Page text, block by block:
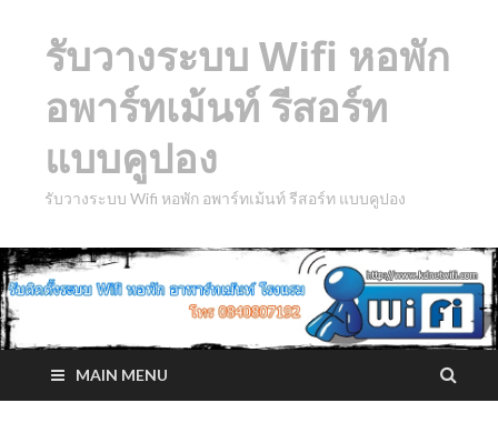
รับวางระบบ Wifi หอพัก
อพาร์ทเม้นท์ รีสอร์ท
แบบคูปอง
รับวางระบบ Wifi หอพัก อพาร์ทเม้นท์ รีสอร์ท แบบคูปอง
MAIN MENU